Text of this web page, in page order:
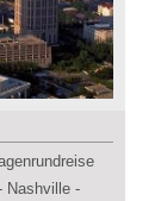
Nashville -